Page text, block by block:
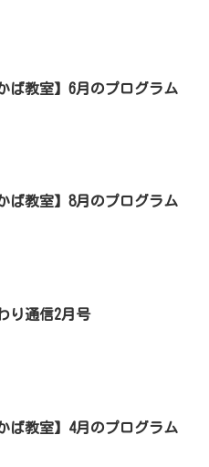
ば教室】6月のプログラム
ば教室】8月のプログラム
り通信2月号
ば教室】4月のプログラム